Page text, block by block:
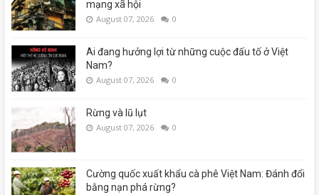
mạng xã hội
August 07, 2026 0
Ai đang hưởng lợi từ những cuộc đấu tố ở Việt
Nam?
August 07, 2026 0
Rừng và lũ lụt
August 07, 2026 0
Cường quốc xuất khẩu cà phê Việt Nam: Đánh đổi
bằng nạn phá rừng?